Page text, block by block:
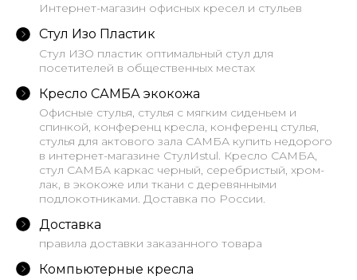
Интернет-магазин офисных кресел и стульев
Стул Изо Пластик
Стул ИЗО пластик оптимальный стул для
посетителей в общественных местах
Кресло САМБА экокожа
Офисные стулья, стулья с мягким сиденьем и
спинкой, конференц кресла, конференц стулья,
стулья для актового зала САМБА купить недорого
в интернет-магазине СтулИstul. Кресло САМБА,
стул САМБА каркас черный, серебристый, хром-
лак, в экокоже или ткани с деревянными
подлокотниками. Доставка по России.
Доставка
правила доставки заказанного товара
Компьютерные кресла